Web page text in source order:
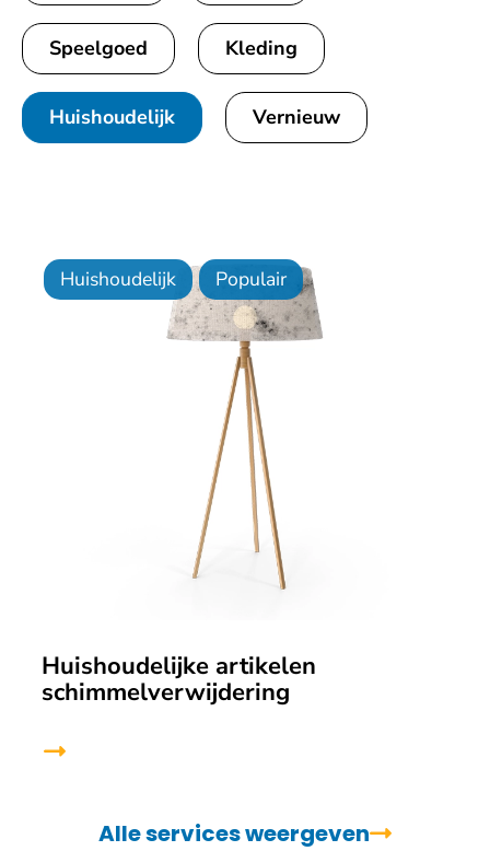
Speelgoed Kleding
Huishoudelijk Vernieuw
Huishoudelijk Populair
Huishoudelijke artikelen
schimmelverwijdering
Alle services weergeven